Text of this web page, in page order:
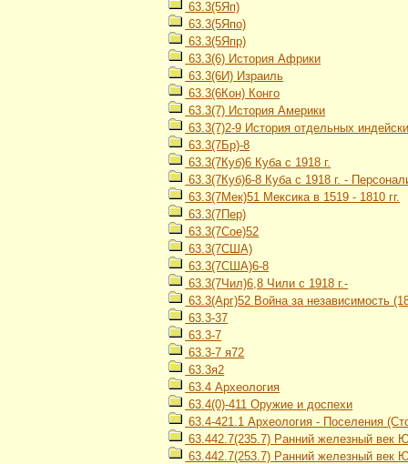
63.3(5Яп)
63.3(5Япо)
63.3(5Япр)
63.3(6) История Африки
63.3(6И) Израиль
63.3(6Кон) Конго
63.3(7) История Америки
63.3(7)2-9 История отдельных
63.3(7Бр)-8
63.3(7Куб)6 Куба с 1918 г.
63.3(7Куб)6-8 Куба с 1918 г. -
63.3(7Мек)51 Мексика в 1519 - 1810 гг.
63.3(7Пер)
63.3(7Сое)52
63.3(7США)
63.3(7США)6-8
63.3(7Чил)6,8 Чили с 1918 г.-
63.3(Арг)52 Война за независимость
63.3-37
63.3-7
63.3-7 я72
63.3я2
63.4 Археология
63.4(0)-411 Оружие и доспехи
63.4-421.1 Археология - Поселения
63.442.7(235.7) Ранний железный век
63.442.7(253.7) Ранний железный век